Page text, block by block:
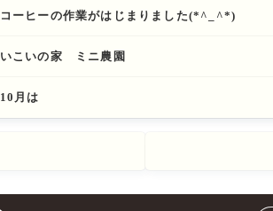
コーヒーの作業がはじまりました(*^_^*)
いこいの家 ミニ農園
10月は